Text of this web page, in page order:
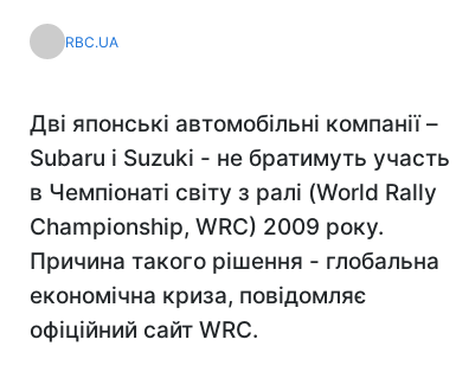
RBC.UA
Дві японські автомобільні компанії –
Subaru і Suzuki - не братимуть участь
в Чемпіонаті світу з ралі (World Rally
Championship, WRC) 2009 року.
Причина такого рішення - глобальна
економічна криза, повідомляє
офіційний сайт WRC.